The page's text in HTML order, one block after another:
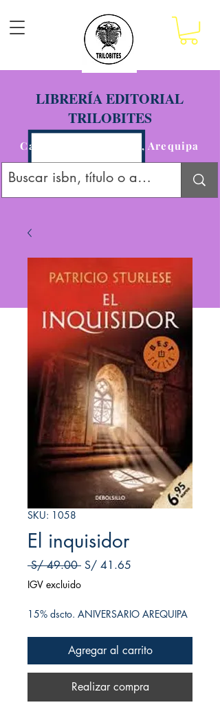
LIBRERÍA EDITORIAL
TRILOBITES
Calle San Agustín 201, Arequipa
SKU: 1058
El inquisidor
S/ 49.00 Precio
S/ 41.65
IGV excluido
15% dscto. ANIVERSARIO AREQUIPA
Agregar al carrito
Realizar compra